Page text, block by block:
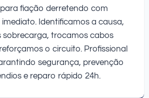
fiação derretendo com
Identificamos a causa,
sobrecarga, trocamos cabos
o circuito. Profissional
segurança, prevenção
e reparo rápido 24h.